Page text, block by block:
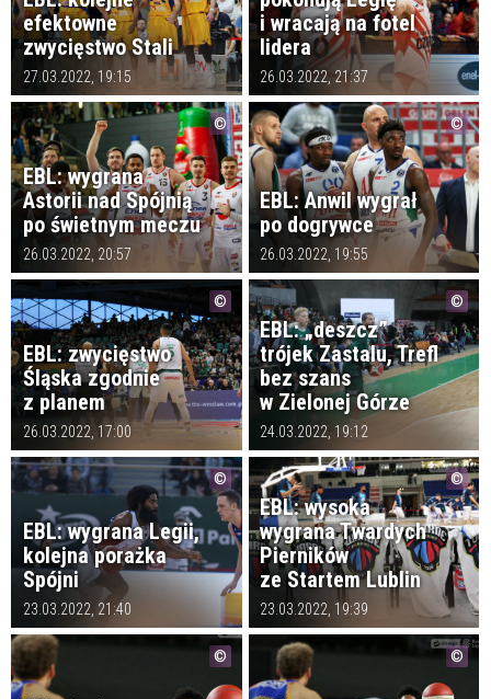
efektowne
zwycięstwo Stali
27.03.2022, 19:15
i wracają na fotel
lidera
26.03.2022, 21:37
EBL: wygrana
Astorii nad Spójnią
po świetnym meczu
26.03.2022, 20:57
EBL: Anwil wygrał
po dogrywce
26.03.2022, 19:55
EBL: zwycięstwo
Śląska zgodnie
z planem
26.03.2022, 17:00
EBL: „deszcz”
trójek Zastalu, Trefl
bez szans
w Zielonej Górze
24.03.2022, 19:12
EBL: wygrana Legii,
kolejna porażka
Spójni
23.03.2022, 21:40
EBL: wysoka
wygrana Twardych
Pierników
ze Startem Lublin
23.03.2022, 19:39